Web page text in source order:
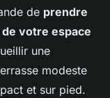
de prendre
votre espace
une
modeste
et sur pied.